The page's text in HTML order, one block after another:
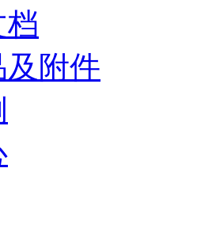
档
附件